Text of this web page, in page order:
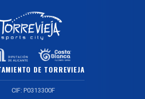
DE TORREVIEJA
CIF: P0313300F